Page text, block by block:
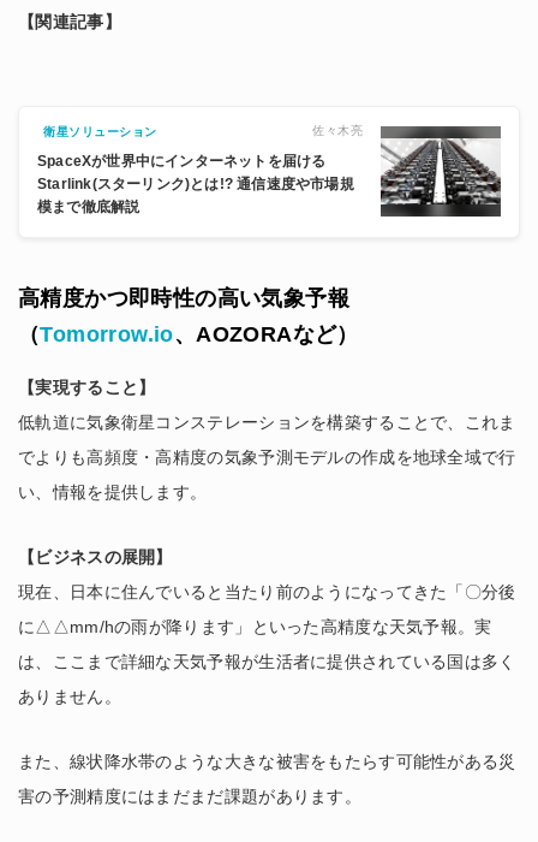
【関連記事】
衛星ソリューション 佐々木亮
SpaceXが世界中にインターネットを届ける
Starlink(スターリンク)とは!? 通信速度や市場規
模まで徹底解説
高精度かつ即時性の高い気象予報
（Tomorrow.io、AOZORAなど）
【実現すること】
低軌道に気象衛星コンステレーションを構築することで、これま
でよりも高頻度・高精度の気象予測モデルの作成を地球全域で行
い、情報を提供します。
【ビジネスの展開】
現在、日本に住んでいると当たり前のようになってきた「〇分後
に△△mm/hの雨が降ります」といった高精度な天気予報。実
は、ここまで詳細な天気予報が生活者に提供されている国は多く
ありません。
また、線状降水帯のような大きな被害をもたらす可能性がある災
害の予測精度にはまだまだ課題があります。